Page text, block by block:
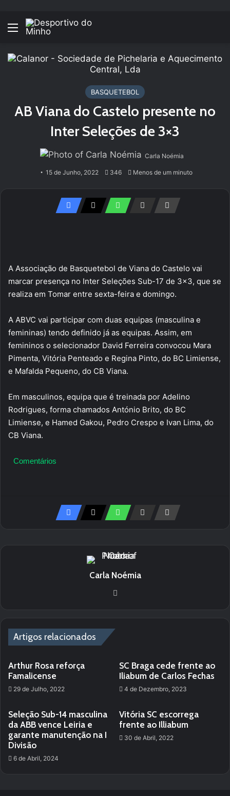
Menu
BASQUETEBOL
AB Viana do Castelo presente no
Inter Seleções de 3×3
Carla Noémia
15 de Junho, 2022 346 Menos de um minuto
A Associação de Basquetebol de Viana do Castelo vai
marcar presença no Inter Seleções Sub-17 de 3×3, que se
realiza em Tomar entre sexta-feira e domingo.
A ABVC vai participar com duas equipas (masculina e
femininas) tendo definido já as equipas. Assim, em
femininos o selecionador David Ferreira convocou Mara
Pimenta, Vitória Penteado e Regina Pinto, do BC Limiense,
e Mafalda Pequeno, do CB Viana.
Em masculinos, equipa que é treinada por Adelino
Rodrigues, forma chamados António Brito, do BC
Limiense, e Hamed Gakou, Pedro Crespo e Ivan Lima, do
CB Viana.
Comentários
Carla Noémia
Artigos relacionados
Arthur Rosa reforça
Famalicense
29 de Julho, 2022
SC Braga cede frente ao
Iliabum de Carlos Fechas
4 de Dezembro, 2023
Seleção Sub-14 masculina
da ABB vence Leiria e
garante manutenção na I
Divisão
6 de Abril, 2024
Vitória SC escorrega
frente ao Illiabum
30 de Abril, 2022